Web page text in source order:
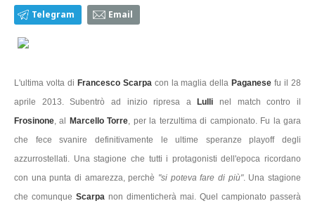
Telegram Email
L'ultima volta di Francesco Scarpacon la maglia della Paganesefu il 28
aprile 2013. Subentrò ad inizio ripresa a
Lullinel match contro il
Frosinone, al Marcello Torre, per la terzultima di campionato. Fu la gara
che fece svanire definitivamente le ultime speranze playoff degli
azzurrostellati. Una stagione che tutti i protagonisti dell'epoca ricordano
con una punta di amarezza, perchè "si poteva fare di più". Una stagione
che comunque Scarpa non dimenticherà mai. Quel campionato passerà